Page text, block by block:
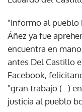
"Informo al pueblo
Áñez ya fue
encuentra en
antes Del Castillo
Facebook,
"gran trabajo (...)
justicia al pueblo